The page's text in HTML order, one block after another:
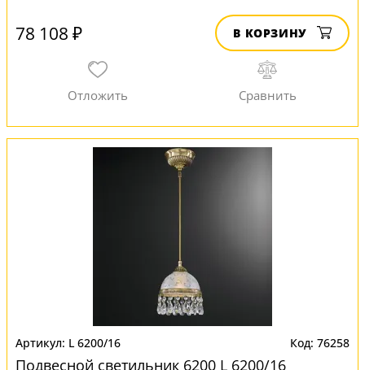
78 108 ₽ В КОРЗИНУ
L 6200/16 76258
Подвесной светильник 6200 L 6200/16